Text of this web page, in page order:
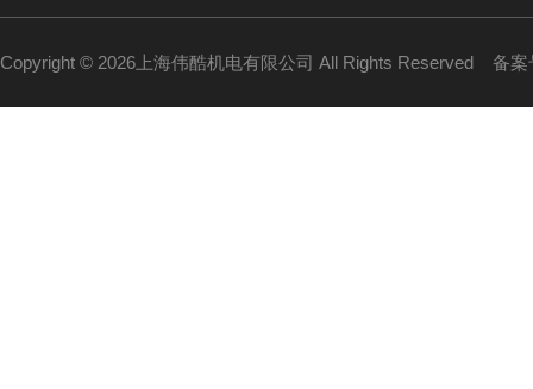
Copyright © 2026上海伟酷机电有限公司 All Rights Reserved 备案